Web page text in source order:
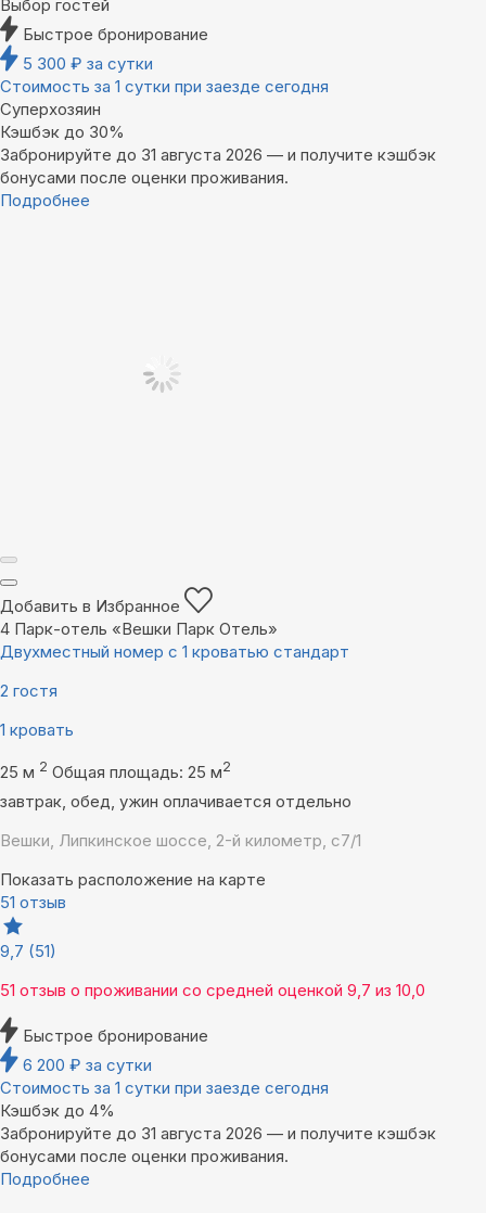
Выбор гостей
Быстрое бронирование
5 300 ₽ за сутки
Стоимость за 1 сутки при заезде сегодня
Суперхозяин
Кэшбэк до 30%
Забронируйте до 31 августа 2026 — и получите кэшбэк
бонусами после оценки проживания.
Подробнее
Добавить в Избранное
4 Парк-отель «Вешки Парк Отель»
Двухместный номер с 1 кроватью стандарт
2 гостя
1 кровать
25 м 2 Общая площадь: 25 м2
завтрак, обед, ужин оплачивается отдельно
Вешки, Липкинское шоссе, 2-й километр, с7/1
Показать расположение на карте
51 отзыв
9,7 (51)
51 отзыв о проживании со средней оценкой 9,7 из 10,0
Быстрое бронирование
6 200 ₽ за сутки
Стоимость за 1 сутки при заезде сегодня
Кэшбэк до 4%
Забронируйте до 31 августа 2026 — и получите кэшбэк
бонусами после оценки проживания.
Подробнее